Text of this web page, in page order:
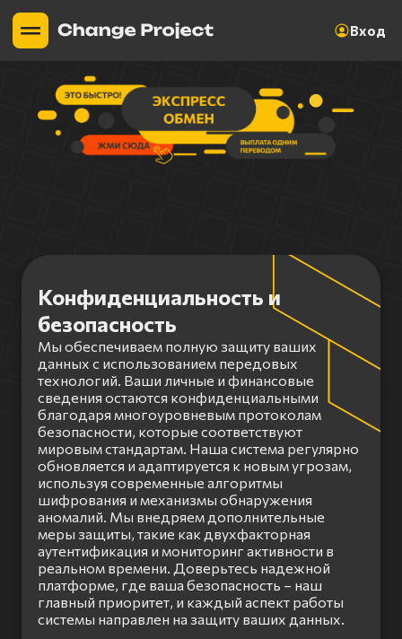
Вход
Конфиденциальность и
безопасность
Мы обеспечиваем полную защиту ваших
данных с использованием передовых
технологий. Ваши личные и финансовые
сведения остаются конфиденциальными
благодаря многоуровневым протоколам
безопасности, которые соответствуют
мировым стандартам. Наша система регулярно
обновляется и адаптируется к новым угрозам,
используя современные алгоритмы
шифрования и механизмы обнаружения
аномалий. Мы внедряем дополнительные
меры защиты, такие как двухфакторная
аутентификация и мониторинг активности в
реальном времени. Доверьтесь надежной
платформе, где ваша безопасность – наш
главный приоритет, и каждый аспект работы
системы направлен на защиту ваших данных.